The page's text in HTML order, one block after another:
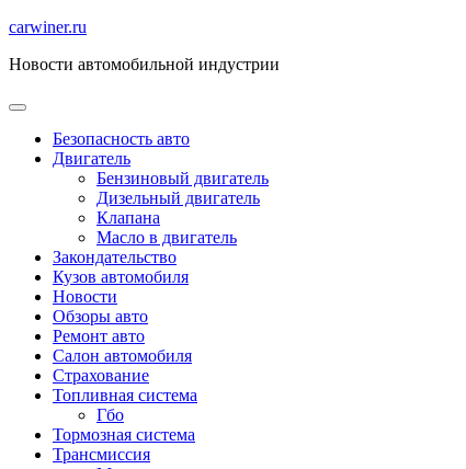
Перейти
содержимому
carwiner.ru
Новости автомобильной индустрии
Безопасность авто
Двигатель
Бензиновый двигатель
Дизельный двигатель
Клапана
Масло в двигатель
Закондательство
Кузов автомобиля
Новости
Обзоры авто
Ремонт авто
Салон автомобиля
Страхование
Топливная система
Гбо
Тормозная система
Трансмиссия